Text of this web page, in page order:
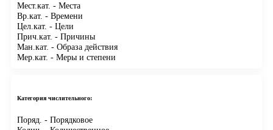
Мест.кат. - Места
Вр.кат. - Времени
Цел.кат. - Цели
Прич.кат. - Причины
Ман.кат. - Образа действия
Мер.кат. - Меры и степени
Категория числительного:
Поряд. - Порядковое